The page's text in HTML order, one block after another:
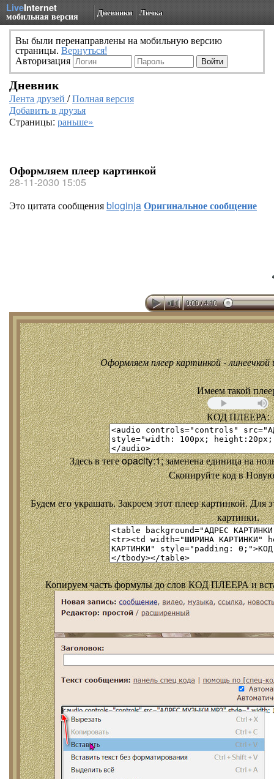
LiveInternet
мобильная версия Дневники Личка
Вы были перенаправлены на мобильную версию
страницы. Вернуться!
Авторизация
Дневник
Лента друзей /Полная версия
Добавить в друзья
Страницы: раньше»
Оформляем плеер картинкой
28-11-2030 15:05
Это цитата сообщенияbloginjaОригинальное сообщение
Оформляем плеер картинкой - линеечкой
Имеем такой
КОД ПЛЕЕРА:
Здесь в теге opacity:1; заменена единица на
Скопируйте код в
Будем его украшать. Закроем этот плеер картинкой. Для
картинки.
Копируем часть формулы до слов КОД ПЛЕЕРА и